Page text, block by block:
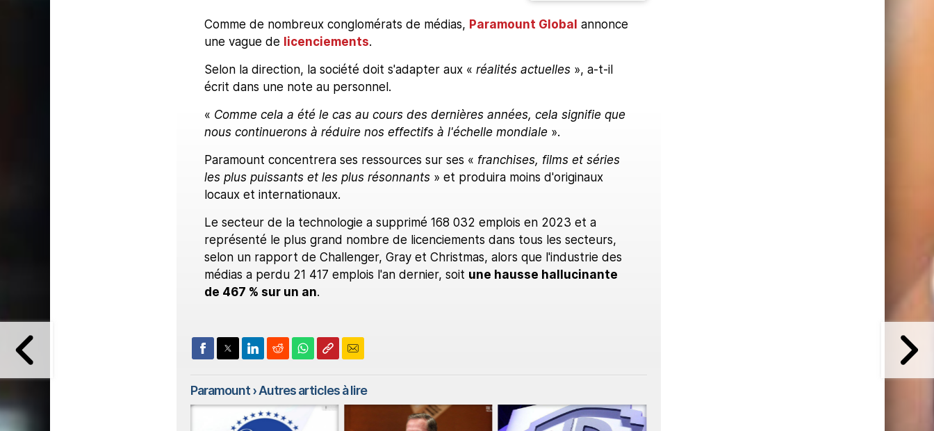
Comme de nombreux conglomérats de médias, Paramount Global annonce
une vague de licenciements.
Selon la direction, la société doit s'adapter aux « réalités actuelles », a-t-il
écrit dans une note au personnel.
« Comme cela a été le cas au cours des dernières années, cela signifie que
nous continuerons à réduire nos effectifs à l'échelle mondiale ».
Paramount concentrera ses ressources sur ses « franchises, films et séries
les plus puissants et les plus résonnants » et produira moins d'originaux
locaux et internationaux.
Le secteur de la technologie a supprimé 168 032 emplois en 2023 et a
représenté le plus grand nombre de licenciements dans tous les secteurs,
selon un rapport de Challenger, Gray et Christmas, alors que l'industrie des
médias a perdu 21 417 emplois l'an dernier, soit une hausse hallucinante
de 467 % sur un an.
Paramount› Autres articles à lire